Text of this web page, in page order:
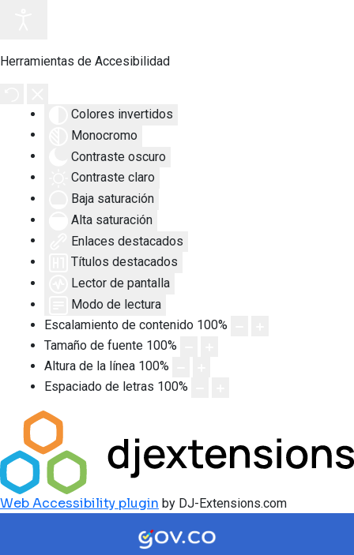
Herramientas de Accesibilidad
Colores invertidos
Monocromo
Contraste oscuro
Contraste claro
Baja saturación
Alta saturación
Enlaces destacados
Títulos destacados
Lector de pantalla
Modo de lectura
Escalamiento de contenido 100%
Tamaño de fuente 100%
Altura de la línea 100%
Espaciado de letras 100%
Web Accessibility plugin by DJ-Extensions.com